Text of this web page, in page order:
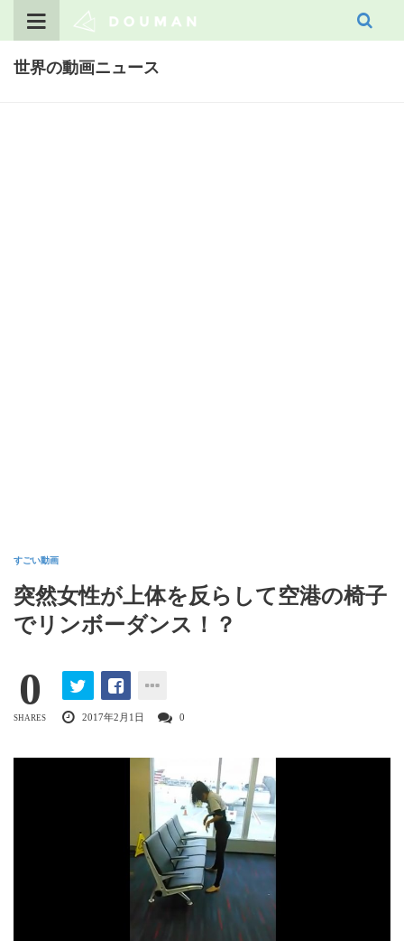
世界の動画ニュース
すごい動画
突然女性が上体を反らして空港の椅子
でリンボーダンス！？
0
SHARES 2017年2月1日 0